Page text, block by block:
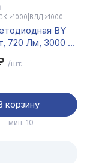
>1000 ВЛД >1000
BY
720 Лм, 3000 K,
гар.
/шт.
корзину
мин. 10